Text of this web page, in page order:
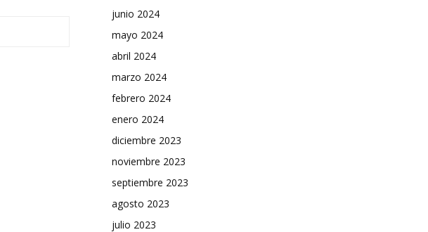
junio 2024
mayo 2024
abril 2024
marzo 2024
febrero 2024
enero 2024
diciembre 2023
noviembre 2023
septiembre 2023
agosto 2023
julio 2023